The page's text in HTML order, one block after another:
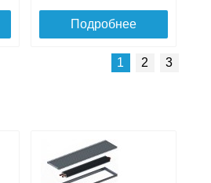
Подробнее о доставке
Подробнее
1 2 3